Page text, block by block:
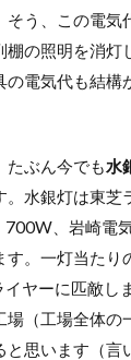
う、この電気
棚の照明を消灯
の電気代も結構
たぶん今でも水
。水銀灯は東芝
、岩崎電
す。一灯当たり
ヤーに匹敵し
場（工場全体の
思います（言